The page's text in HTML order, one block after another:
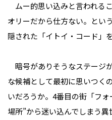
ムー的思い込みと言われる
オリーだから仕方ない。とい
隠された「イトイ・コード」
暗号がありそうなステージ
な候補として最初に思いつく
いだろうか。4番目の街「フ
場所”から迷い込んでしまう異